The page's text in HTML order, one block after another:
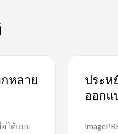
หลาย
ได้แบบ
ประ
ออก